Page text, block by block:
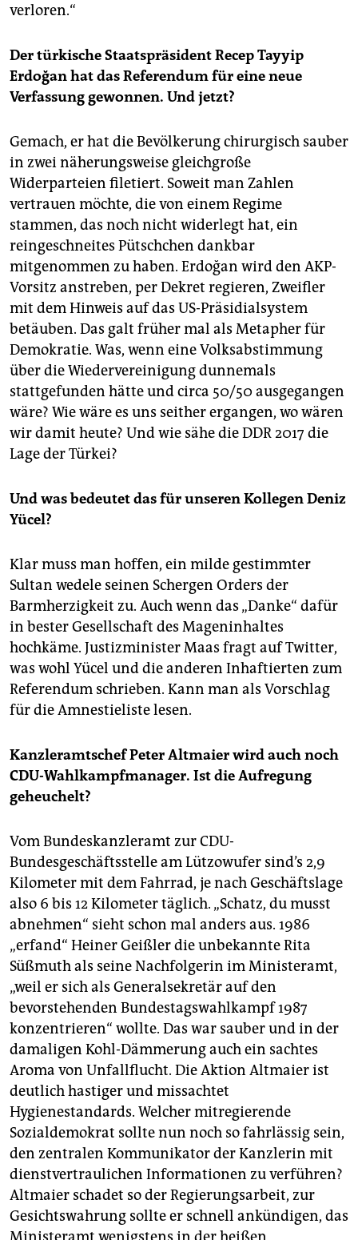
verloren.“
Der türkische Staatspräsident Recep Tayyip
Erdoğan hat das Referendum für eine neue
Verfassung gewonnen. Und jetzt?
Gemach, er hat die Bevölkerung chirurgisch sauber
in zwei näherungsweise gleichgroße
Widerparteien filetiert. Soweit man Zahlen
vertrauen möchte, die von einem Regime
stammen, das noch nicht widerlegt hat, ein
reingeschneites Pütschchen dankbar
mitgenommen zu haben. Erdoğan wird den AKP-
Vorsitz anstreben, per Dekret regieren, Zweifler
mit dem Hinweis auf das US-Präsidialsystem
betäuben. Das galt früher mal als Metapher für
Demokratie. Was, wenn eine Volksabstimmung
über die Wiedervereinigung dunnemals
stattgefunden hätte und circa 50/50 ausgegangen
wäre? Wie wäre es uns seither ergangen, wo wären
wir damit heute? Und wie sähe die DDR 2017 die
Lage der Türkei?
Und was bedeutet das für unseren Kollegen Deniz
Yücel?
Klar muss man hoffen, ein milde gestimmter
Sultan wedele seinen Schergen Orders der
Barmherzigkeit zu. Auch wenn das „Danke“ dafür
in bester Gesellschaft des Mageninhaltes
hochkäme. Justizminister Maas fragt auf Twitter,
was wohl Yücel und die anderen Inhaftierten zum
Referendum schrieben. Kann man als Vorschlag
für die Amnestieliste lesen.
Kanzleramtschef Peter Altmaier wird auch noch
CDU-Wahlkampfmanager. Ist die Aufregung
geheuchelt?
Vom Bundeskanzleramt zur CDU-
Bundesgeschäftsstelle am Lützowufer sind’s 2,9
Kilometer mit dem Fahrrad, je nach Geschäftslage
also 6 bis 12 Kilometer täglich. „Schatz, du musst
abnehmen“ sieht schon mal anders aus. 1986
„erfand“ Heiner Geißler die unbekannte Rita
Süßmuth als seine Nachfolgerin im Ministeramt,
„weil er sich als Generalsekretär auf den
bevorstehenden Bundestagswahlkampf 1987
konzentrieren“ wollte. Das war sauber und in der
damaligen Kohl-Dämmerung auch ein sachtes
Aroma von Unfallflucht. Die Aktion Altmaier ist
deutlich hastiger und missachtet
Hygienestandards. Welcher mitregierende
Sozialdemokrat sollte nun noch so fahrlässig sein,
den zentralen Kommunikator der Kanzlerin mit
dienstvertraulichen Informationen zu verführen?
Altmaier schadet so der Regierungsarbeit, zur
Gesichtswahrung sollte er schnell ankündigen, das
Ministeramt wenigstens in der heißen